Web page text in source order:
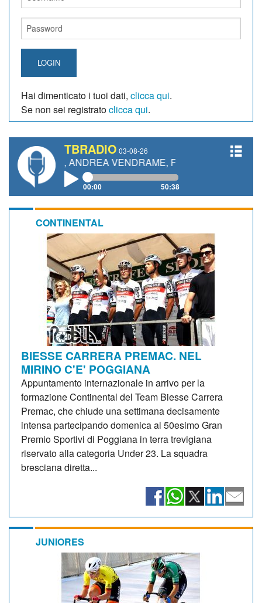
LOGIN
Hai dimenticato i tuoi dati, clicca qui.
Se non sei registratoclicca qui.
TBRADIO 03-08-26
ANDREA VENDRAME, FILIPPO FIORELLI
00:00 50:38
CONTINENTAL
BIESSE CARRERA PREMAC. NEL
MIRINO C'E' POGGIANA
Appuntamento internazionale in arrivo per la
formazione Continental del Team Biesse Carrera
Premac, che chiude una settimana decisamente
intensa partecipando domenica al 50esimo Gran
Premio Sportivi di Poggiana in terra trevigiana
riservato alla categoria Under 23. La squadra
bresciana diretta...
JUNIORES